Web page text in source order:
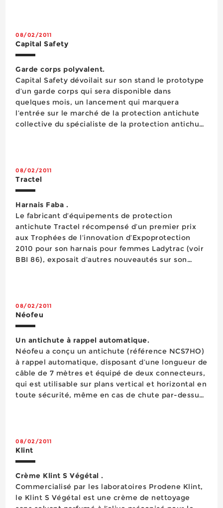
Maintenance
Marquage
Mesure Détection
Nettoyage
Outillage pneumatique
Outillage semi-stationnaire
Outillage semi-stationnaire
Outillage à main
Peinture
Perçage
Pesage
Protection antichute
Protection auditive
Protection de la personne
Protection de la tête
Protection du pied
Protection oculaire
Sciage
Serrage
Signalisation
Soudage
Vissage
Visserie boulonnerie
Vêtements de protection
protection des bâtiments
scellements chimiques
08/02/2011
Capital Safety
Garde corps polyvalent.
Capital Safety dévoilait sur son stand le prototype
d’un garde corps qui sera disponible dans
quelques mois, un lancement qui marquera
l’entrée sur le marché de la protection antichute
collective du spécialiste de la protection antichute
08/02/2011
Tractel
Harnais Faba .
Le fabricant d’équipements de protection
antichute Tractel récompensé d’un premier prix
aux Trophées de l’innovation d’Expoprotection
2010 pour son harnais pour femmes Ladytrac (voir
BBI 86), exposait d’autres nouveautés sur son
08/02/2011
Néofeu
Un antichute à rappel automatique.
Néofeu a conçu un antichute (référence NCS7HO)
à rappel automatique, disposant d’une longueur de
câble de 7 mètres et équipé de deux connecteurs,
qui est utilisable sur plans vertical et horizontal en
toute sécurité, même en cas de chute par-dessus
08/02/2011
Klint
Crème Klint S Végétal .
Commercialisé par les laboratoires Prodene Klint,
le Klint S Végétal est une crème de nettoyage